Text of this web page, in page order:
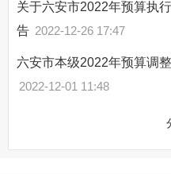
关于六安市2022年预算执
告 2022-12-26 17:47
六安市本级2022年预算调
2022-12-01 11:48